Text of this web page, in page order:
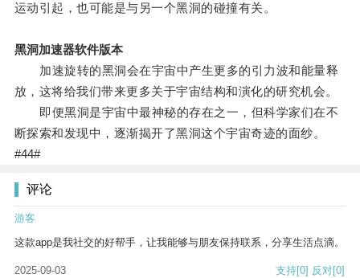
运动引起，也可能是与另一个黑洞的碰撞有关。
黑洞加速器软件版本
加速旋转的黑洞会在宇宙中产生更多的引力波和能量释
放，这将给我们带来更多关于宇宙结构和演化的研究机会。
即便黑洞是宇宙中最神秘的存在之一，但科学家们在不
断探索和发现中，逐渐揭开了黑洞这个宇宙奇迹的面纱。
#44#
评论
游客
这款app是我社交的好帮手，让我能够与朋友保持联系，分享生活点滴。
2025-09-03 支持[0] 反对[0]